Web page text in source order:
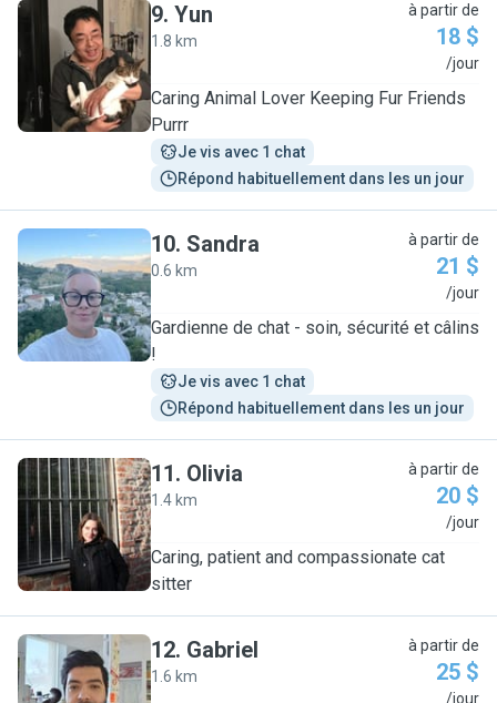
Y
9. Yun
1.8 km
à partir de
18 $
/jour
Caring Animal Lover Keeping Fur Friends
Purrr
Je vis avec 1 chat
Répond habituellement dans les un jour
S
10. Sandra
0.6 km
à partir de
21 $
/jour
Gardienne de chat - soin, sécurité et câlins
!
Je vis avec 1 chat
Répond habituellement dans les un jour
O
11. Olivia
1.4 km
à partir de
20 $
/jour
Caring, patient and compassionate cat
sitter
12. Gabriel
1.6 km
à partir de
25 $
/jour